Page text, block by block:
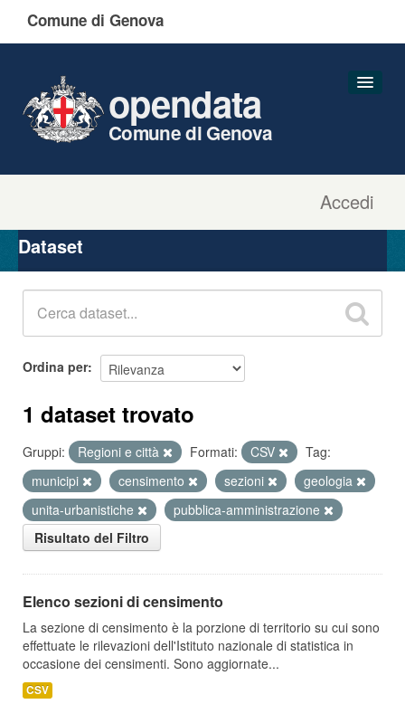
Comune di Genova
Accedi
opendata
Comune di Genova
Organizzazioni
Gruppi
Dataset
Ordina per
1 dataset trovato
Gruppi: Regioni e città Formati: CSV
Tag:
municipi
censimento sezioni
geologia
unita-urbanistiche
pubblica-amministrazione
Risultato del Filtro
Elenco sezioni di censimento
La sezione di censimento è la porzione di territorio su cui sono
effettuate le rilevazioni dell'Istituto nazionale di statistica in
occasione dei censimenti. Sono aggiornate...
CSV